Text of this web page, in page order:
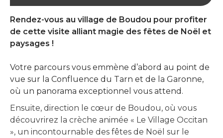
Rendez-vous au village de Boudou pour profiter
de cette visite alliant magie des fêtes de Noël et
paysages !
Votre parcours vous emmène d’abord au point de
vue sur la Confluence du Tarn et de la Garonne,
où un panorama exceptionnel vous attend.
Ensuite, direction le cœur de Boudou, où vous
découvrirez la crèche animée « Le Village Occitan
», un incontournable des fêtes de Noël sur le